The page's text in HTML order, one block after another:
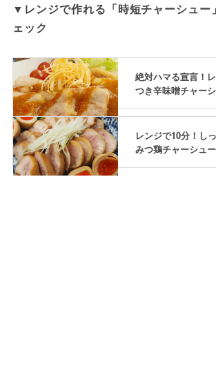
▼レンジで作れる「時短チャーシュー
ェック
絶対ハマる宣言！
つき辛味噌チャー
レンジで10分！し
みつ鶏チャーシュー